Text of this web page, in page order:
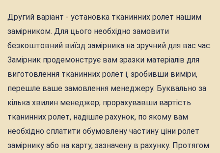
Другий варіант - установка тканинних ролет нашим
замірником. Для цього необхідно замовити
безкоштовний виїзд замірника на зручний для вас час.
Замірник продемонструє вам зразки матеріалів для
виготовлення тканинних ролет і, зробивши виміри,
перешле ваше замовлення менеджеру. Буквально за
кілька хвилин менеджер, прорахувавши вартість
тканинних ролет, надішле рахунок, по якому вам
необхідно сплатити обумовлену частину ціни ролет
замірнику або на карту, зазначену в рахунку. Протягом